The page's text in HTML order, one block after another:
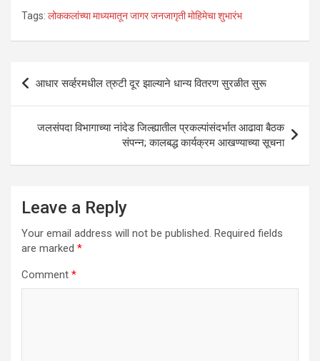
h
at
A
p
a
ce
o
k
wi
tt
n
ke
n
m
ail
h
ar
Tags: लोककलांच्या माध्यमातून जागर जनजागृती मोहिमेचा शुभारंभ
Post
navigation
आधार सर्व्हरमधील त्रुटी दूर झाल्याने धान्य वितरण सुरळीत सुरू
जलसंपदा विभागाच्या नांदेड जिल्ह्यातील प्रकल्पांसंदर्भात आढावा बैठक
संपन्न; कालबद्ध कार्यक्रम आखण्याच्या सूचना
Leave a Reply
Your email address will not be published. Required fields
are marked *
Comment *